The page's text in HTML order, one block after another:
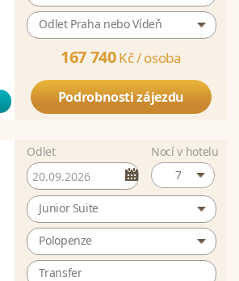
Odlet Praha nebo Vídeň
167 740Kč /osoba
Podrobnosti zájezdu
Odlet
Nocí v hotelu
7
Junior Suite
Polopenze
Transfer